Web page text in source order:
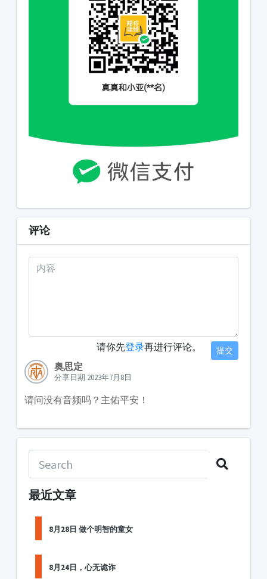
评论
请你先登录再进行评论。 提交
奥思定
分享日期 2023年7月8日
请问没有音频吗？主佑平安！
最近文章
8月28日 做个明智的童女
8月24日，心无诡诈